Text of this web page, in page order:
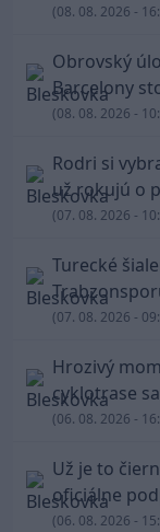
(08. 08. 2026 -
Obrovský
Barcelony
(08. 08. 2026 -
Rodri si
už rokujú o
(07. 08. 2026 -
Turecké
(07. 08. 2026 -
Hrozivý
cyklotrase
(06. 08. 2026 -
Už je to
oficiálne
(06. 08. 2026 -